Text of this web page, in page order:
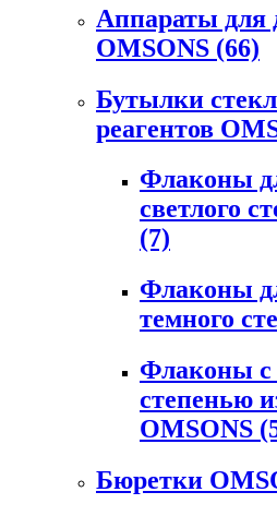
Аппараты для
OMSONS (66)
Бутылки
реагентов
Флаконы
светлого
(7)
Флаконы
темного
Флаконы с
степенью
OMSONS
Бюретки